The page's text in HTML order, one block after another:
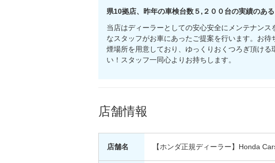
県10拠店、昨年の車検台数５,２００台の実績のあ
当店はディーラーとしての安心安全にメンテナン
なスタッフがお車にあったご提案を行います。お
煙場所を用意しており、ゆっくりおくつろぎ頂け
い！スタッフ一同心よりお持ちします。
店舗情報
店舗名 【ホンダ正規ディーラー】Honda